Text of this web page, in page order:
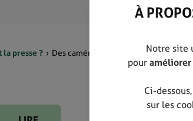
la presse ? Des caméras de surveillance
Des
À
Notre site
pour améliorer
Ci-
sur les